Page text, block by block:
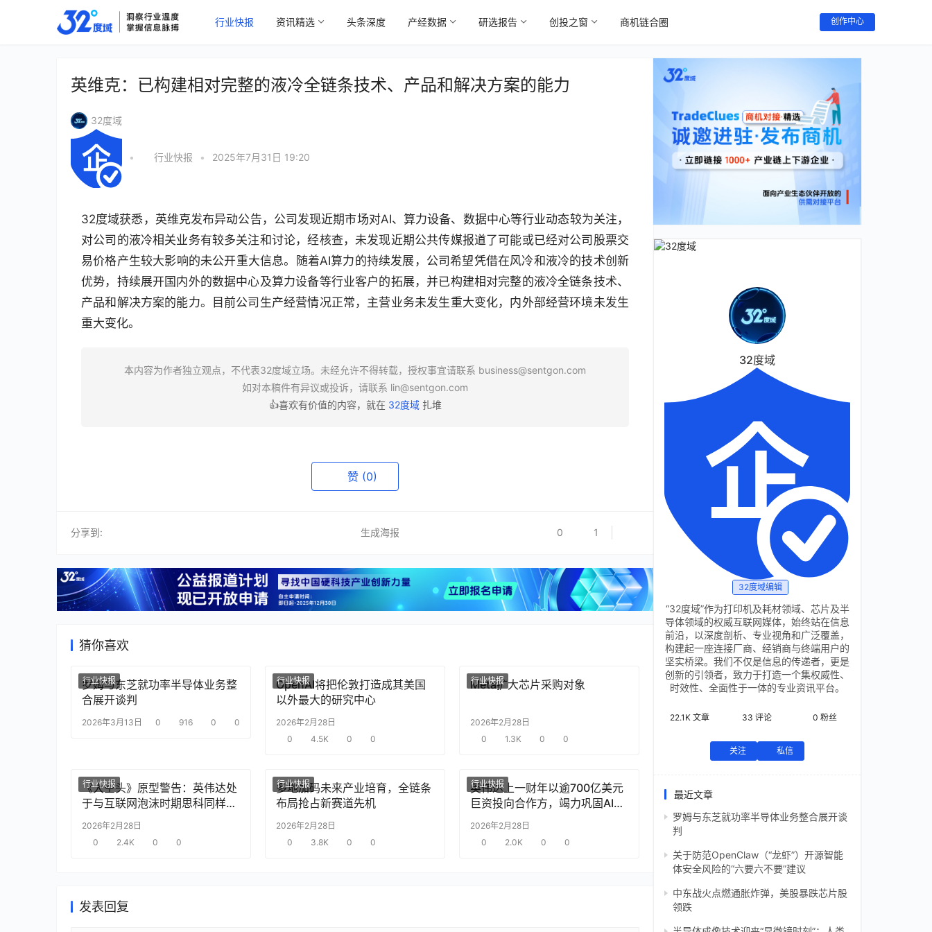
行业快报 资讯精选 头条深度 产经数据 研选报告 创投之窗 商机链合圈 创作中心
英维克：已构建相对完整的液冷全链条技术、产品和解决方案的能力
32度域
• 行业快报 • 2025年7月31日 19:20
32度域获悉，英维克发布异动公告，公司发现近期市场对AI、算力设备、数据中心等行业动态较为关注，
对公司的液冷相关业务有较多关注和讨论，经核查，未发现近期公共传媒报道了可能或已经对公司股票交
易价格产生较大影响的未公开重大信息。随着AI算力的持续发展，公司希望凭借在风冷和液冷的技术创新
优势，持续展开国内外的数据中心及算力设备等行业客户的拓展，并已构建相对完整的液冷全链条技术、
产品和解决方案的能力。目前公司生产经营情况正常，主营业务未发生重大变化，内外部经营环境未发生
重大变化。
本内容为作者独立观点，不代表32度域立场。未经允许不得转载，授权事宜请联系 business@sentgon.com
如对本稿件有异议或投诉，请联系 lin@sentgon.com
👍喜欢有价值的内容，就在 32度域扎堆
赞 (0)
分享到: 生成海报 0 1
猜你喜欢
行业快报
罗姆与东芝就功率半导体业务整
合展开谈判
2026年3月13日 0 916 0 0
行业快报
OpenAI将把伦敦打造成其美国
以外最大的研究中心
2026年2月28日
0
4.5K 0 0
行业快报
Meta扩大芯片采购对象
2026年2月28日
0
1.3K 0 0
行业快报
《大空头》原型警告：英伟达处
于与互联网泡沫时期思科同样的
“危险境地”
2026年2月28日
0
2.4K 0 0
行业快报
多地加码未来产业培育，全链条
布局抢占新赛道先机
2026年2月28日
0
3.8K 0 0
行业快报
英伟达上一财年以逾700亿美元
巨资投向合作方，竭力巩固AI芯
片需求
2026年2月28日
0
2.0K 0 0
发表回复
32度域
32度域编辑
“32度域”作为打印机及耗材领域、芯片及半
导体领域的权威互联网媒体，始终站在信息
前沿，以深度剖析、专业视角和广泛覆盖，
构建起一座连接厂商、经销商与终端用户的
坚实桥梁。我们不仅是信息的传递者，更是
创新的引领者，致力于打造一个集权威性、
时效性、全面性于一体的专业资讯平台。
22.1K 文章 33 评论 0 粉丝
关注 私信
最近文章
罗姆与东芝就功率半导体业务整合展开谈
判
关于防范OpenClaw（“龙虾”）开源智能
体安全风险的“六要六不要”建议
中东战火点燃通胀炸弹，美股暴跌芯片股
领跌